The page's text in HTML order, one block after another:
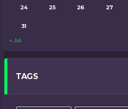
24 25 26 27
31
« Jul
TAGS